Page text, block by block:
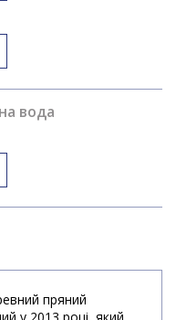
вода
пряний